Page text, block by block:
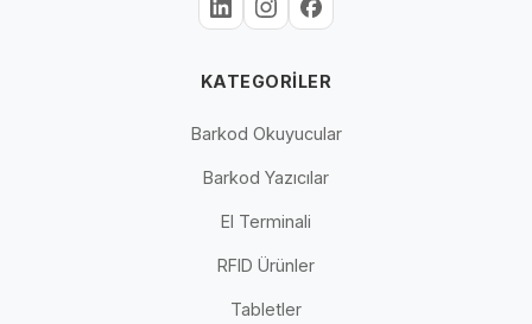
KATEGORILER
Barkod Okuyucular
Barkod Yazıcılar
El Terminali
RFID Ürünler
Tabletler